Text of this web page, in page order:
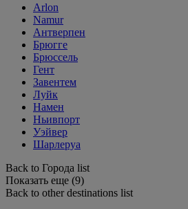
Arlon
Namur
Антверпен
Брюгге
Брюссель
Гент
Завентем
Луйк
Намен
Ньивпорт
Уэйвер
Шарлеруа
Back to Города list
Показать еще (9)
Back to other destinations list